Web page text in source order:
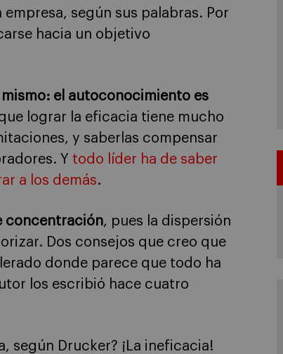
según sus palabras. Por
hacia un objetivo
el autoconocimiento es
lograr la eficacia tiene mucho
y saberlas compensar
Y todo líder ha de saber
a los demás.
concentración, pues la dispersión
Dos consejos que creo que
donde parece que todo ha
los escribió hace cuatro
según Drucker? ¡La ineficacia!